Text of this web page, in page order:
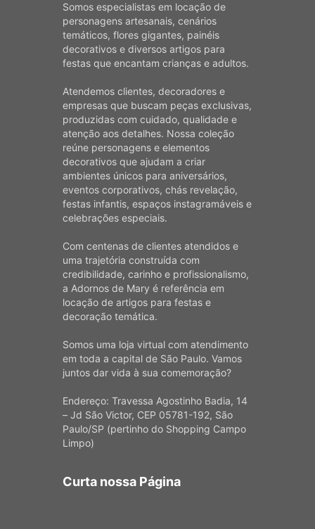
Somos especialistas em locação de
personagens artesanais, cenários
temáticos, flores gigantes, painéis
decorativos e diversos artigos para
festas que encantam crianças e adultos.
Atendemos clientes, decoradores e
empresas que buscam peças exclusivas,
produzidas com cuidado, qualidade e
atenção aos detalhes. Nossa coleção
reúne personagens e elementos
decorativos que ajudam a criar
ambientes únicos para aniversários,
eventos corporativos, chás revelação,
festas infantis, espaços instagramáveis e
celebrações especiais.
Com centenas de clientes atendidos e
uma trajetória construída com
credibilidade, carinho e profissionalismo,
a Adornos de Mary é referência em
locação de artigos para festas e
decoração temática.
Somos uma loja virtual com atendimento
em toda a capital de São Paulo. Vamos
juntos dar vida à sua comemoração?
Endereço: Travessa Agostinho Badia, 14
– Jd São Victor, CEP 05781-192, São
Paulo/SP (pertinho do Shopping Campo
Limpo)
Curta nossa Página